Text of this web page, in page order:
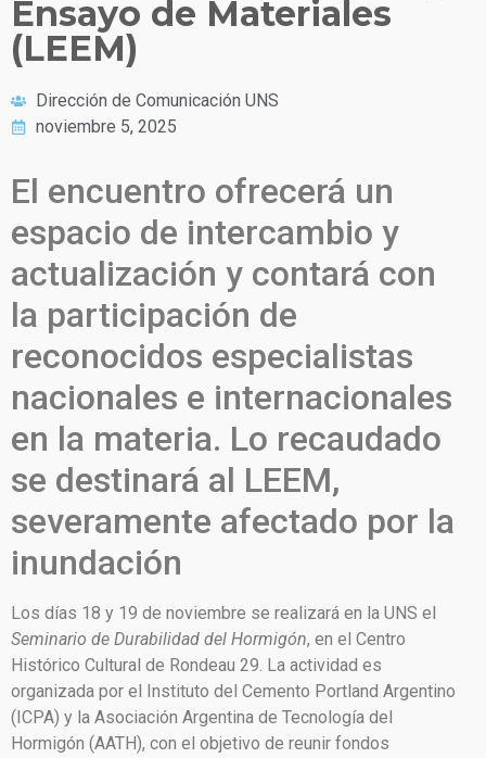
Ensayo de Materiales
(LEEM)
Dirección de Comunicación UNS
noviembre 5, 2025
El encuentro ofrecerá un
espacio de intercambio y
actualización y contará con
la participación de
reconocidos especialistas
nacionales e internacionales
en la materia. Lo recaudado
se destinará al LEEM,
severamente afectado por la
inundación
Los días 18 y 19 de noviembre se realizará en la UNS el
Seminario de Durabilidad del Hormigón, en el Centro
Histórico Cultural de Rondeau 29. La actividad es
organizada por el Instituto del Cemento Portland Argentino
(ICPA) y la Asociación Argentina de Tecnología del
Hormigón (AATH), con el objetivo de reunir fondos